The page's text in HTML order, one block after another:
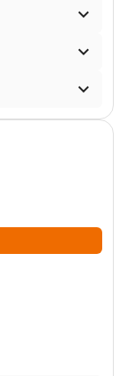


